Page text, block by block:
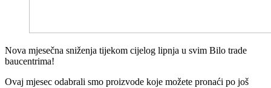
Nova mjesečna sniženja tijekom cijelog lipnja u svim Bilo trade
baucentrima!
Ovaj mjesec odabrali smo proizvode koje možete pronaći po još